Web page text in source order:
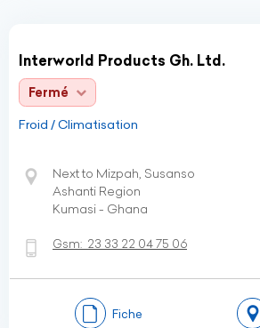
Interworld Products Gh. Ltd.
Fermé
Froid / Climatisation
Next to Mizpah, Susanso
Ashanti Region
Kumasi - Ghana
Gsm: 23 33 22 04 75 06
Fiche